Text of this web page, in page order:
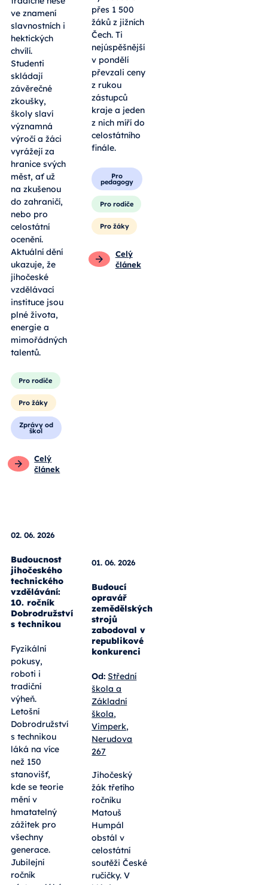
ve znamení
slavnostních i
hektických
chvílí.
Studenti
skládají
závěrečné
zkoušky,
školy slaví
významná
výročí a žáci
vyrážejí za
hranice svých
měst, ať už
na zkušenou
do zahraničí,
nebo pro
celostátní
ocenění.
Aktuální dění
ukazuje, že
jihočeské
vzdělávací
instituce jsou
plné života,
energie a
mimořádných
talentů.
Pro rodiče
Pro žáky
Zprávy od
škol
Celý
článek
přes 1 500
žáků z jižních
Čech. Ti
nejúspěšnější
v pondělí
převzali ceny
z rukou
zástupců
kraje a jeden
z nich míří do
celostátního
finále.
Pro
pedagogy
Pro rodiče
Pro žáky
Celý
článek
02. 06. 2026
Budoucnost
technického
vzdělávání:
10. ročník
Dobrodružství
s technikou
Fyzikální
pokusy,
roboti i
tradiční
výheň.
Letošní
Dobrodružství
s technikou
láká na více
než 150
stanovišť,
kde se teorie
mění v
hmatatelný
01. 06. 2026
Budoucí
opravář
zemědělských
strojů
zabodoval v
republikové
konkurenci
Od: Střední
škola a
Základní
škola,
Vimperk,
Nerudova
267
Jihočeský
žák třetího
ročníku
Matouš
Humpál
obstál v
celostátní
soutěži České
ručičky. V